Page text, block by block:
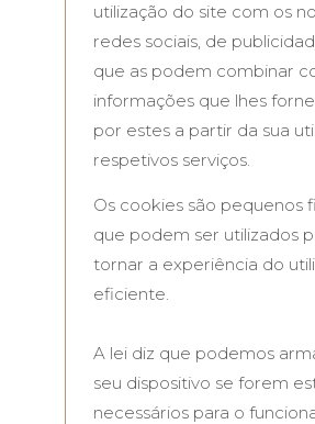
utilização do site com os
redes sociais, de
que as podem combinar
informações que lhes
por estes a partir da sua
respetivos serviços.
Os cookies são pequenos
que podem ser utilizados
tornar a experiência do
eficiente.
A lei diz que podemos
seu dispositivo se forem
necessários para o